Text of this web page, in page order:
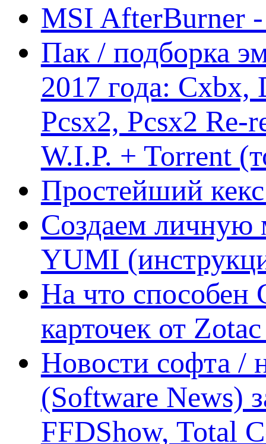
MSI AfterBurner
Пак / подборка
2017 года:
Pcsx2, Pcsx2
W.I.P. + Torrent
Простейший кекс
Создаем личную
YUMI
На что способен
карточек от
Новости софта /
(Software News)
FFDShow, Total